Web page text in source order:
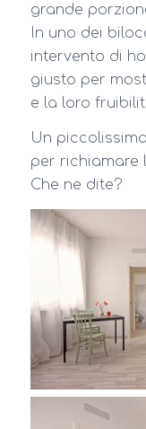
grande
In uno dei
intervento di
giusto per
e la loro
Un
per richiamare
Che ne dite?